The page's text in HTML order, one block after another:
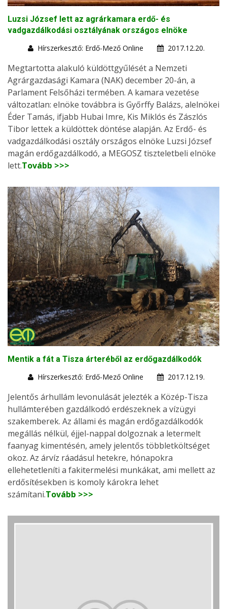
Luzsi József lett az agrárkamara erdő- és
vadgazdálkodási osztályának országos elnöke
Hírszerkesztő: Erdő-Mező Online
2017.12.20.
Megtartotta alakuló küldöttgyűlését a Nemzeti
Agrárgazdasági Kamara (NAK) december 20-án, a
Parlament Felsőházi termében. A kamara vezetése
változatlan: elnöke továbbra is Győrffy Balázs, alelnökei
Éder Tamás, ifjabb Hubai Imre, Kis Miklós és Zászlós
Tibor lettek a küldöttek döntése alapján. Az Erdő- és
vadgazdálkodási osztály országos elnöke Luzsi József
magán erdőgazdálkodó, a MEGOSZ tiszteletbeli elnöke
lett.Tovább >>>
Mentik a fát a Tisza árteréből az erdőgazdálkodók
Hírszerkesztő: Erdő-Mező Online
2017.12.19.
Jelentős árhullám levonulását jelezték a Közép-Tisza
hullámterében gazdálkodó erdészeknek a vízügyi
szakemberek. Az állami és magán erdőgazdálkodók
megállás nélkül, éjjel-nappal dolgoznak a letermelt
faanyag kimentésén, amely jelentős többletköltséget
okoz. Az árvíz ráadásul hetekre, hónapokra
ellehetetleníti a fakitermelési munkákat, ami mellett az
erdősítésekben is komoly károkra lehet
számítani.Tovább >>>